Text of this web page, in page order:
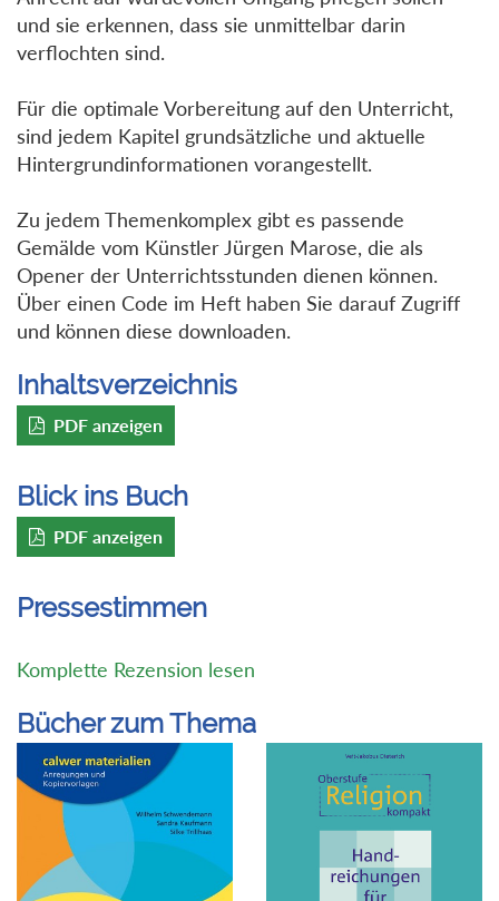
und sie erkennen, dass sie unmittelbar darin
verflochten sind.
Für die optimale Vorbereitung auf den Unterricht,
sind jedem Kapitel grundsätzliche und aktuelle
Hintergrundinformationen vorangestellt.
Zu jedem Themenkomplex gibt es passende
Gemälde vom Künstler Jürgen Marose, die als
Opener der Unterrichtsstunden dienen können.
Über einen Code im Heft haben Sie darauf Zugriff
und können diese downloaden.
Inhaltsverzeichnis
PDF anzeigen
Blick ins Buch
PDF anzeigen
Pressestimmen
Komplette Rezension lesen
Bücher zum Thema